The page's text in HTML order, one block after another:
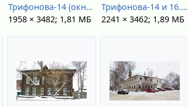
Трифонова-14 (окно).jpg
1958 × 3482; 1,81 МБ
Трифонова-14 и 16.jpg
2241 × 3462; 1,89 МБ